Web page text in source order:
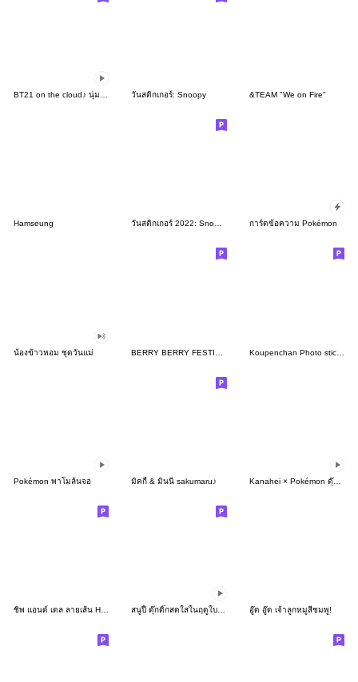
วันสติกเกอร์: Snoopy &TEAM "We on Fire"
Hamseung วันสติกเกอร์ 2022: Snoopy การ์ดข้อความ Pokémon
น้องข้าวหอม ชุดวันแม่ Koupenchan Photo sticker
Pokémon พาโมล้นจอ มิคกี้ & มินนี่ sakumaru♪ Kanahei × Pokémon ดุ๊กดิ๊กกันในวันสบายๆ
ชิพ แอนด์ เดล ลายเส้น Honobono♪ สนูปี้ ดุ๊กดิ๊กสดใสในฤดูใบไม้ผลิ อู๊ด อู๊ด เจ้าลูกหมูสีชมพู!